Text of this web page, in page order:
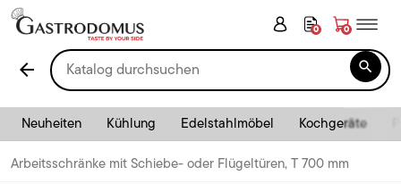
0 0
arrow_back 
Neuheiten Kühlung Edelstahlmöbel Kochgeräte
Arbeitsschränke mit Schiebe- oder Flügeltüren, T 700 mm